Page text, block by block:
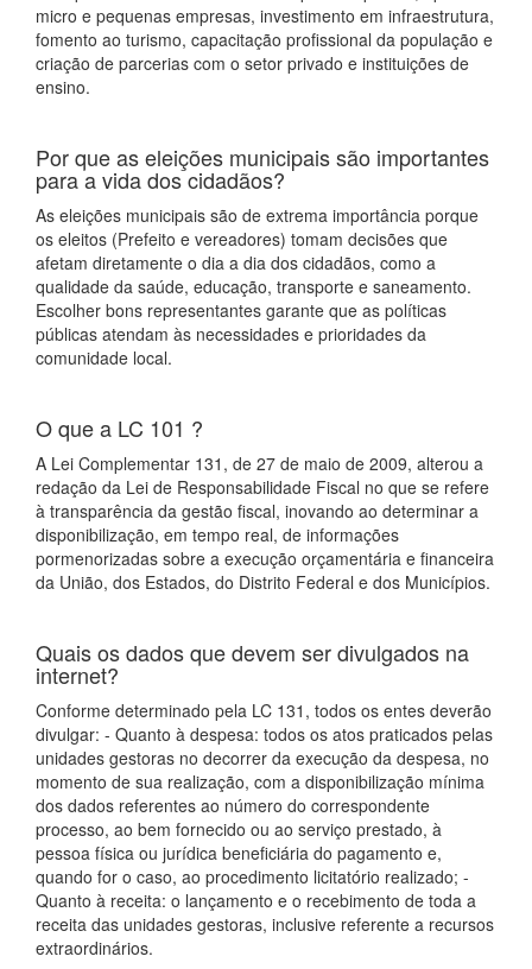
micro e pequenas empresas, investimento em infraestrutura,
fomento ao turismo, capacitação profissional da população e
criação de parcerias com o setor privado e instituições de
ensino.
Por que as eleições municipais são importantes
para a vida dos cidadãos?
As eleições municipais são de extrema importância porque
os eleitos (Prefeito e vereadores) tomam decisões que
afetam diretamente o dia a dia dos cidadãos, como a
qualidade da saúde, educação, transporte e saneamento.
Escolher bons representantes garante que as políticas
públicas atendam às necessidades e prioridades da
comunidade local.
O que a LC 101 ?
A Lei Complementar 131, de 27 de maio de 2009, alterou a
redação da Lei de Responsabilidade Fiscal no que se refere
à transparência da gestão fiscal, inovando ao determinar a
disponibilização, em tempo real, de informações
pormenorizadas sobre a execução orçamentária e financeira
da União, dos Estados, do Distrito Federal e dos Municípios.
Quais os dados que devem ser divulgados na
internet?
Conforme determinado pela LC 131, todos os entes deverão
divulgar: - Quanto à despesa: todos os atos praticados pelas
unidades gestoras no decorrer da execução da despesa, no
momento de sua realização, com a disponibilização mínima
dos dados referentes ao número do correspondente
processo, ao bem fornecido ou ao serviço prestado, à
pessoa física ou jurídica beneficiária do pagamento e,
quando for o caso, ao procedimento licitatório realizado; -
Quanto à receita: o lançamento e o recebimento de toda a
receita das unidades gestoras, inclusive referente a recursos
extraordinários.